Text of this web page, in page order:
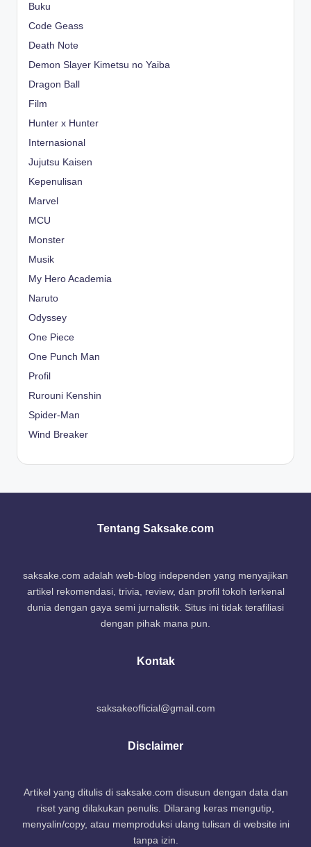
Buku
Code Geass
Death Note
Demon Slayer Kimetsu no Yaiba
Dragon Ball
Film
Hunter x Hunter
Internasional
Jujutsu Kaisen
Kepenulisan
Marvel
MCU
Monster
Musik
My Hero Academia
Naruto
Odyssey
One Piece
One Punch Man
Profil
Rurouni Kenshin
Spider-Man
Wind Breaker
Tentang Saksake.com
saksake.com adalah web-blog independen yang menyajikan
artikel rekomendasi, trivia, review, dan profil tokoh terkenal
dunia dengan gaya semi jurnalistik. Situs ini tidak terafiliasi
dengan pihak mana pun.
Kontak
saksakeofficial@gmail.com
Disclaimer
Artikel yang ditulis di saksake.com disusun dengan data dan
riset yang dilakukan penulis. Dilarang keras mengutip,
menyalin/copy, atau memproduksi ulang tulisan di website ini
tanpa izin.